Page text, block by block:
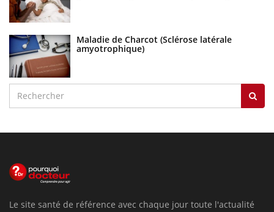
Maladie de Charcot (Sclérose latérale
amyotrophique)
Le site santé de référence avec chaque jour toute l'actualité